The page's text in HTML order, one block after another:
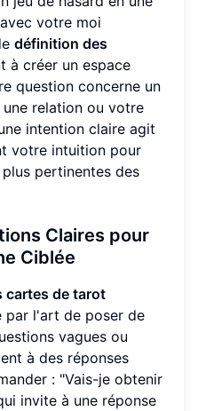
votre moi
définition des
à créer un espace
question concerne un
relation ou votre
intention claire agit
votre intuition pour
pertinentes des
Claires pour
Ciblée
cartes de tarot
par l'art de poser de
vagues ou
à des réponses
: "Vais-je obtenir
invite à une réponse